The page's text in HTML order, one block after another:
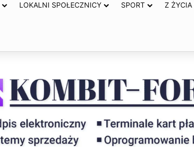
LOKALNI SPOŁECZNICY SPORT Z ŻYCIA